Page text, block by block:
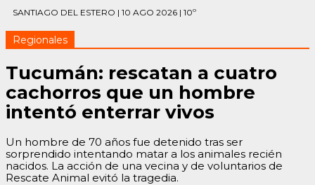
SANTIAGO DEL ESTERO | 10 AGO 2026 | 10º
Regionales
Tucumán: rescatan a cuatro
cachorros que un hombre
intentó enterrar vivos
Un hombre de 70 años fue detenido tras ser
sorprendido intentando matar a los animales recién
nacidos. La acción de una vecina y de voluntarios de
Rescate Animal evitó la tragedia.